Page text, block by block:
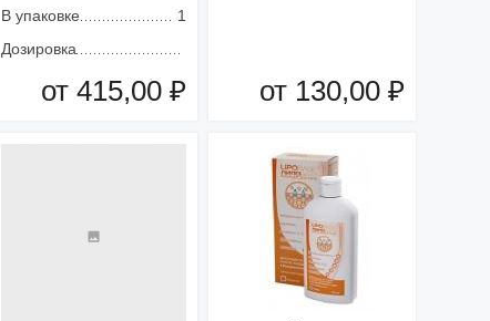
В упаковке
1
Дозировка
от 415,00 ₽ от 130,00 ₽